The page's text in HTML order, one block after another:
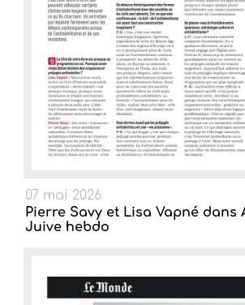
07 mai 2026
Pierre Savy et Lisa Vapné dans
Juive hebdo